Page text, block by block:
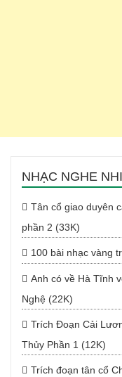
NHẠC NGHE
Tân cổ giao duyên
phần 2 (33K)
100 bài nhạc vàng
Anh có về Hà Tĩnh
Nghệ (22K)
Trích Đoạn Cải
Thủy Phần 1 (12K)
Trích đoạn tân cổ